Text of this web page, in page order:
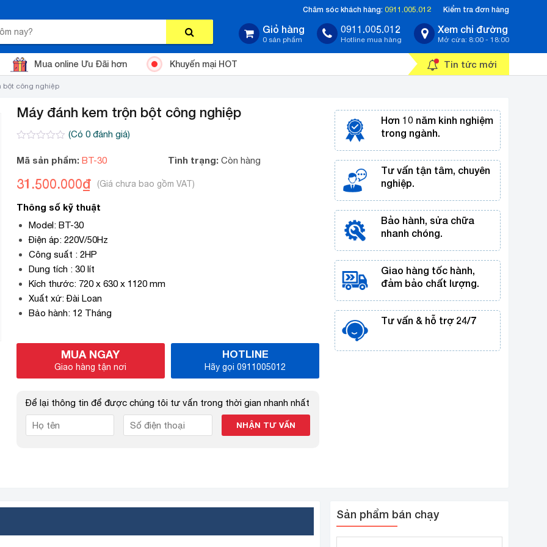
Chăm sóc khách hàng: 0911.005.012 Kiểm tra đơn hàng
Giỏ hàng
0 sản phẩm
0911.005.012
Hotline mua hàng
Xem chỉ đường
Mở cửa: 8:00 - 18:00
Mua online Ưu Đãi hơn Khuyến mại HOT Tin tức mới
bột công nghiệp
Máy đánh kem trộn bột công nghiệp
trên
5
trên
giá
(Có 0đánh giá)
Mã sản phẩm: BT-30 Tình trạng: Còn hàng
31.500.000₫
Thông số kỹ thuật
Model: BT-30
Điện áp: 220V/50Hz
Công suất : 2HP
Dung tích : 30 lít
Kích thước: 720 x 630 x 1120 mm
Xuất xứ: Đài Loan
Bảo hành: 12 Tháng
MUA NGAY
Giao hàng tận nơi
HOTLINE
Hãy gọi 0911005012
Để lại thông tin để được chúng tôi tư vấn trong thời gian nhanh nhất
Hơn 10 năm kinh nghiệm
trong ngành.
Tư vấn tận tâm, chuyên
nghiệp.
Bảo hành, sửa chữa
nhanh chóng.
Giao hàng tốc hành,
đảm bảo chất lượng.
Tư vấn & hỗ trợ 24/7
Sản phẩm bán chạy